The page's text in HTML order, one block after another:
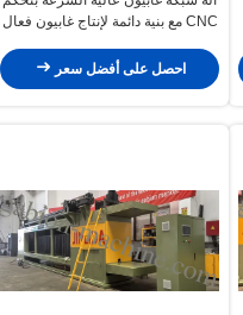
CNC مع بنية دائمة لإنتاج غابيون فعال
احصل على أفضل سعر